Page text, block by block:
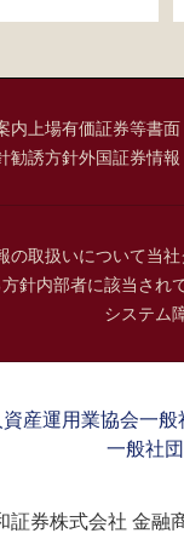
内上場有価証券等書
勧誘方針外国証券情
の取扱いについて当
針内部者に該当され
システム
産運用業協会一般
一般社
証券株式会社 金融